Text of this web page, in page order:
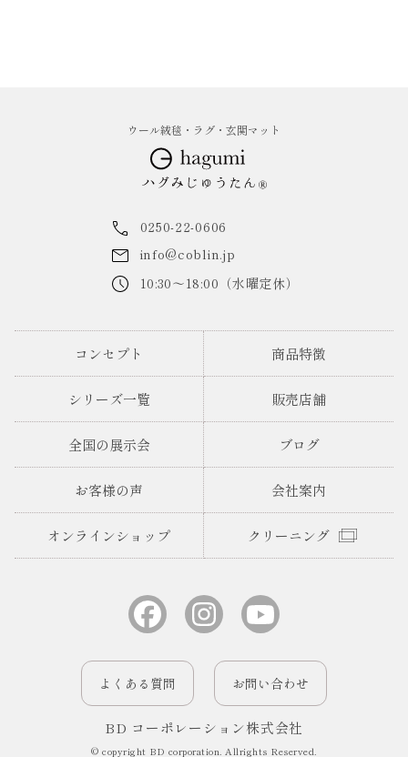
ウール絨毯・ラグ・玄関マット
0250-22-0606
info@coblin.jp
10:30～18:00（水曜定休）
コンセプト 商品特徴
シリーズ一覧 販売店舗
全国の展示会 ブログ
お客様の声 会社案内
オンラインショップ クリーニング
よくある質問 お問い合わせ
BD コーポレーション株式会社
© copyright BD corporation. Allrights Reserved.